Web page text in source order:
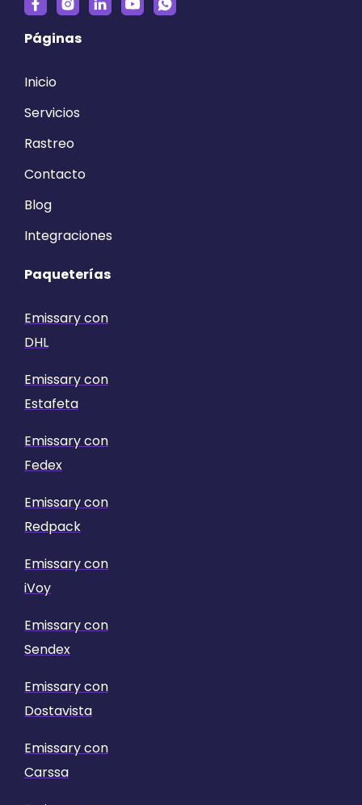
Páginas
Inicio
Servicios
Rastreo
Contacto
Blog
Integraciones
Paqueterías
Emissary con
DHL
Emissary con
Estafeta
Emissary con
Fedex
Emissary con
Redpack
Emissary con
iVoy
Emissary con
Sendex
Emissary con
Dostavista
Emissary con
Carssa